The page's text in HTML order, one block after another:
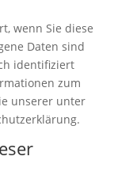
wenn Sie diese
Daten sind
identifiziert
zum
unserer unter